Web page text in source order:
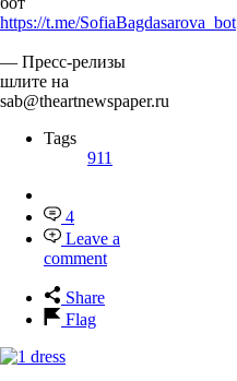
https://t.me/SofiaBagdasarova_bot
— Пресс-релизы
шлите на
sab@theartnewspaper.ru
Tags
911
4
Leave a
comment
Share
Flag